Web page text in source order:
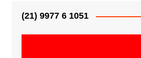
(21) 9977 6 1051